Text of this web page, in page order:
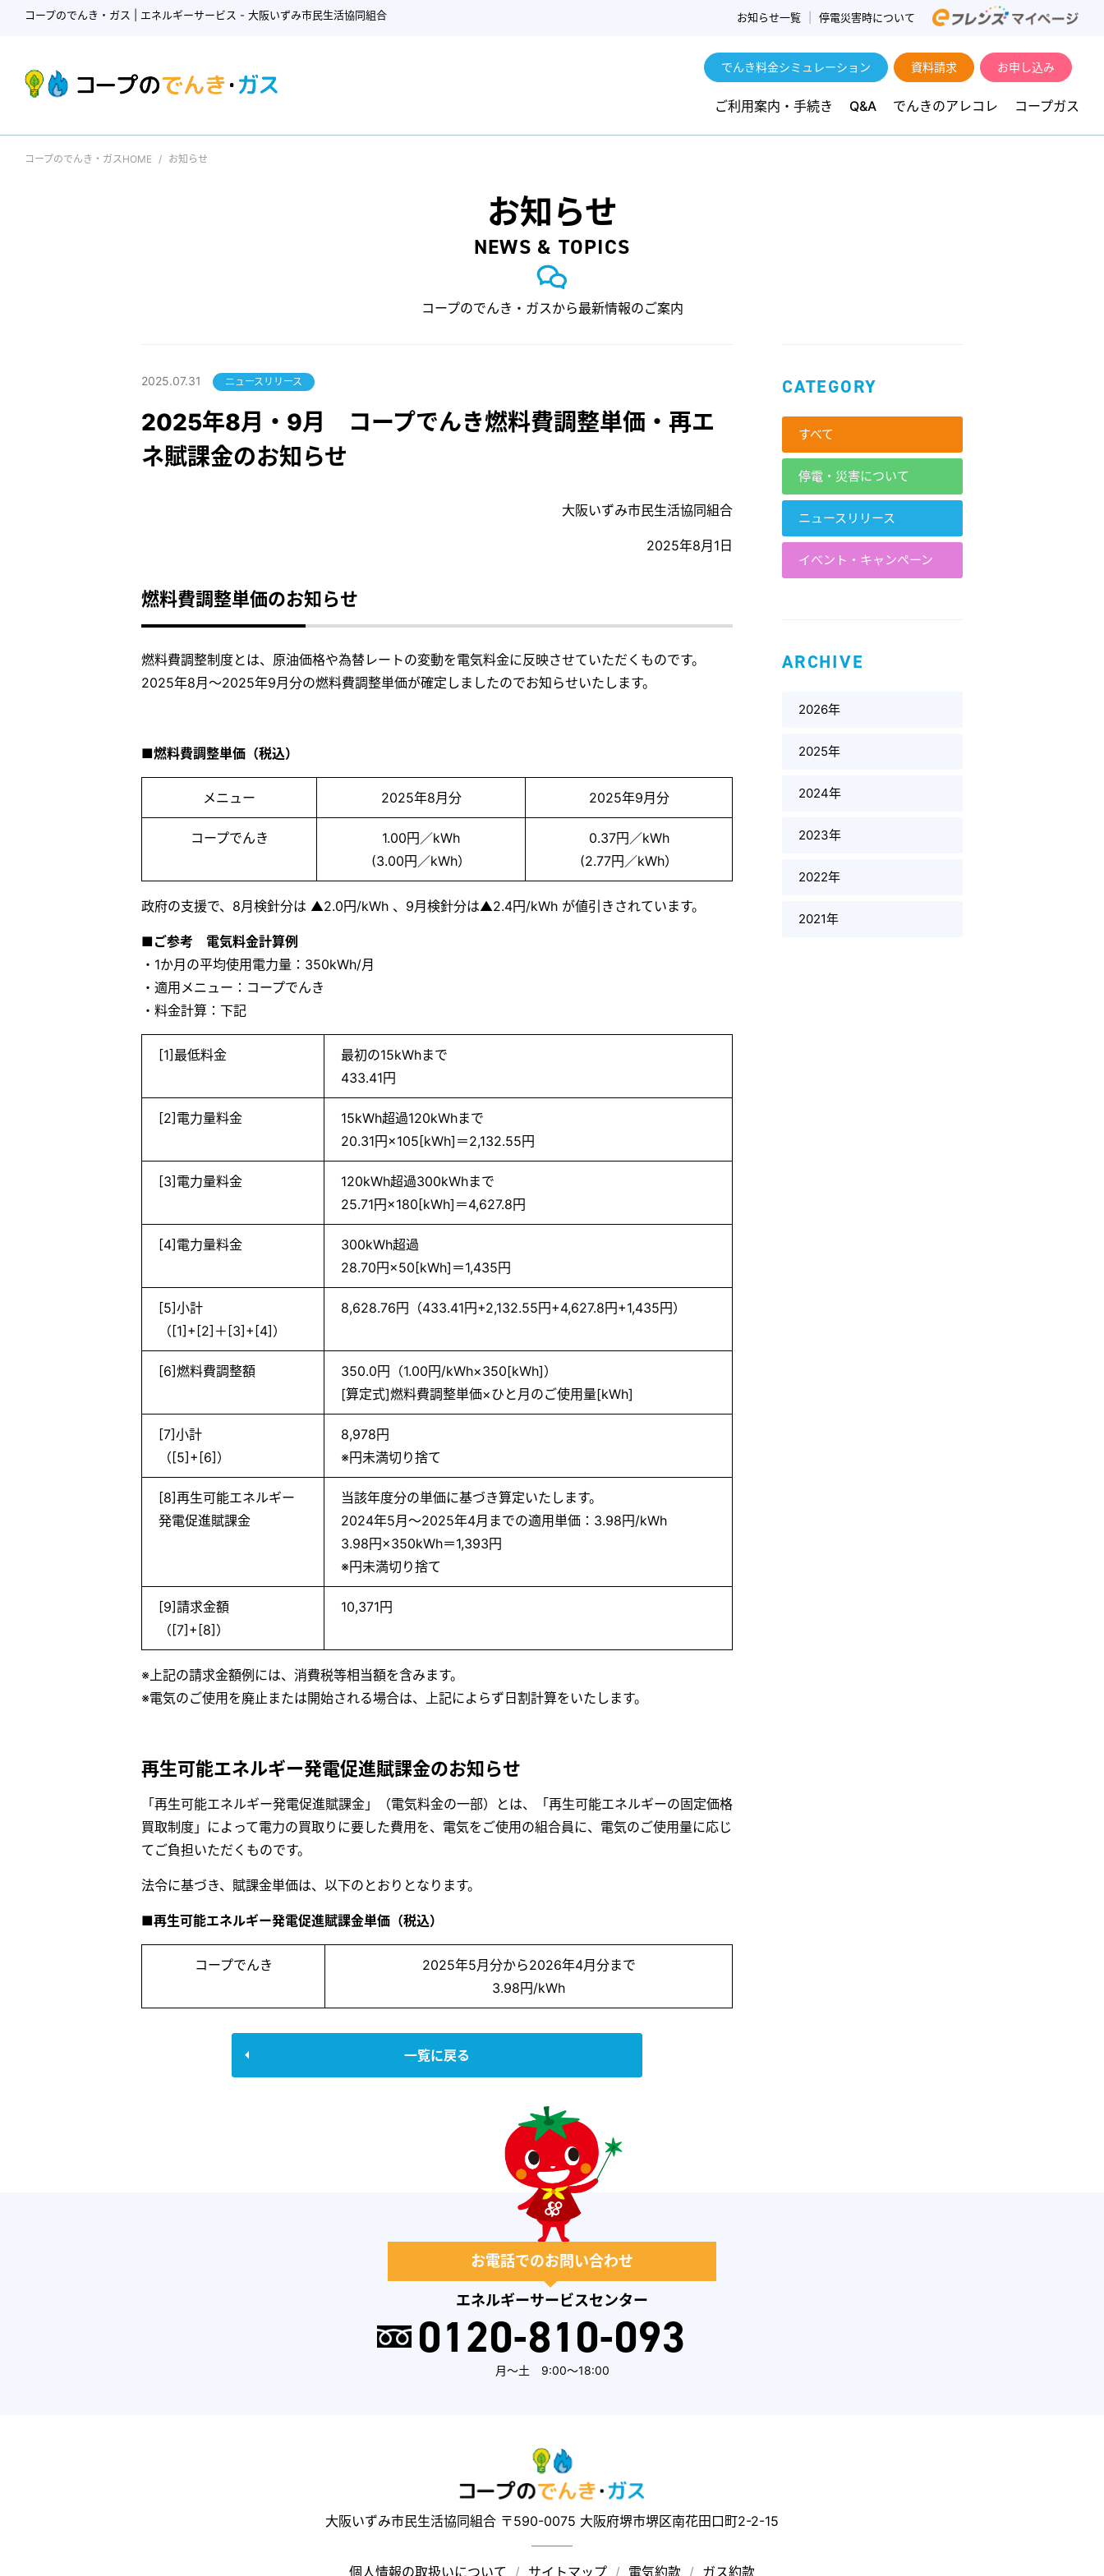
コープのでんき・ガス | エネルギーサービス - 大阪いずみ市民生活協同組合 お知らせ一覧 停電災害時について
でんき料金シミュレーション 資料請求 お申し込み
ご利用案内・手続き Q&A でんきのアレコレ コープガス
コープのでんき・ガスHOME お知らせ
お知らせ
NEWS & TOPICS
コープのでんき・ガスから最新情報のご案内
2025.07.31 ニュースリリース
2025年8月・9月 コープでんき燃料費調整単価・再エ
ネ賦課金のお知らせ
大阪いずみ市民生活協同組合
2025年8月1日
燃料費調整単価のお知らせ
燃料費調整制度とは、原油価格や為替レートの変動を電気料金に反映させていただくものです。
2025年8月～2025年9月分の燃料費調整単価が確定しましたのでお知らせいたします。
■燃料費調整単価（税込）
メニュー 2025年8月分 2025年9月分
コープでんき
1.00円／kWh
(3.00円／kWh）
0.37円／kWh
(2.77円／kWh）
政府の支援で、8月検針分は ▲2.0円/kWh 、9月検針分は▲2.4円/kWh が値引きされています。
■ご参考 電気料金計算例
・1か月の平均使用電力量：350kWh/月
・適用メニュー：コープでんき
・料金計算：下記
[1]最低料金
最初の15kWhまで
433.41円
[2]電力量料金
15kWh超過120kWhまで
20.31円×105[kWh]＝2,132.55円
[3]電力量料金
120kWh超過300kWhまで
25.71円×180[kWh]＝4,627.8円
[4]電力量料金
300kWh超過
28.70円×50[kWh]＝1,435円
[5]小計
（[1]+[2]＋[3]+[4]）
8,628.76円（433.41円+2,132.55円+4,627.8円+1,435円）
[6]燃料費調整額
350.0円（1.00円/kWh×350[kWh]）
[算定式]燃料費調整単価×ひと月のご使用量[kWh]
[7]小計
（[5]+[6]）
8,978円
※円未満切り捨て
[8]再生可能エネルギー
発電促進賦課金
当該年度分の単価に基づき算定いたします。
2024年5月～2025年4月までの適用単価：3.98円/kWh
3.98円×350kWh＝1,393円
※円未満切り捨て
[9]請求金額
（[7]+[8]）
10,371円
※上記の請求金額例には、消費税等相当額を含みます。
※電気のご使用を廃止または開始される場合は、上記によらず日割計算をいたします。
再生可能エネルギー発電促進賦課金のお知らせ
「再生可能エネルギー発電促進賦課金」（電気料金の一部）とは、「再生可能エネルギーの固定価格
買取制度」によって電力の買取りに要した費用を、電気をご使用の組合員に、電気のご使用量に応じ
てご負担いただくものです。
法令に基づき、賦課金単価は、以下のとおりとなります。
■再生可能エネルギー発電促進賦課金単価（税込）
コープでんき
2025年5月分から2026年4月分まで
3.98円/kWh
一覧に戻る
CATEGORY
すべて
停電・災害について
ニュースリリース
イベント・キャンペーン
ARCHIVE
2026年
2025年
2024年
2023年
2022年
2021年
お電話でのお問い合わせ
エネルギーサービスセンター
0120-810-093
月～土 9:00～18:00
大阪いずみ市民生活協同組合 〒590-0075 大阪府堺市堺区南花田口町2-2-15
個人情報の取扱いについて サイトマップ 電気約款 ガス約款